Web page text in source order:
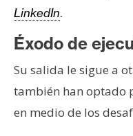
C
o
n
t
c
LinkedIn.
Éxodo de
Su salida le sigue a
también han optado
en medio de los